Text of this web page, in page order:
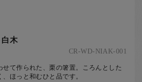
木
CR-WD-NIAK-001
せて作られた、栗の箸置。ころんとした
ほっと和むひと品です。